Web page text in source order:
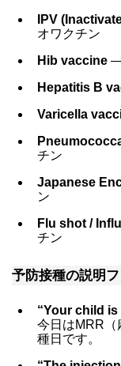
IPV
オワクチン
Hib vaccine ―
Hepatitis B
Varicella
チン
Japanese
ン
Flu shot /
チン
予防接種の説明
“Your child is
今日はMRR（
種日です。